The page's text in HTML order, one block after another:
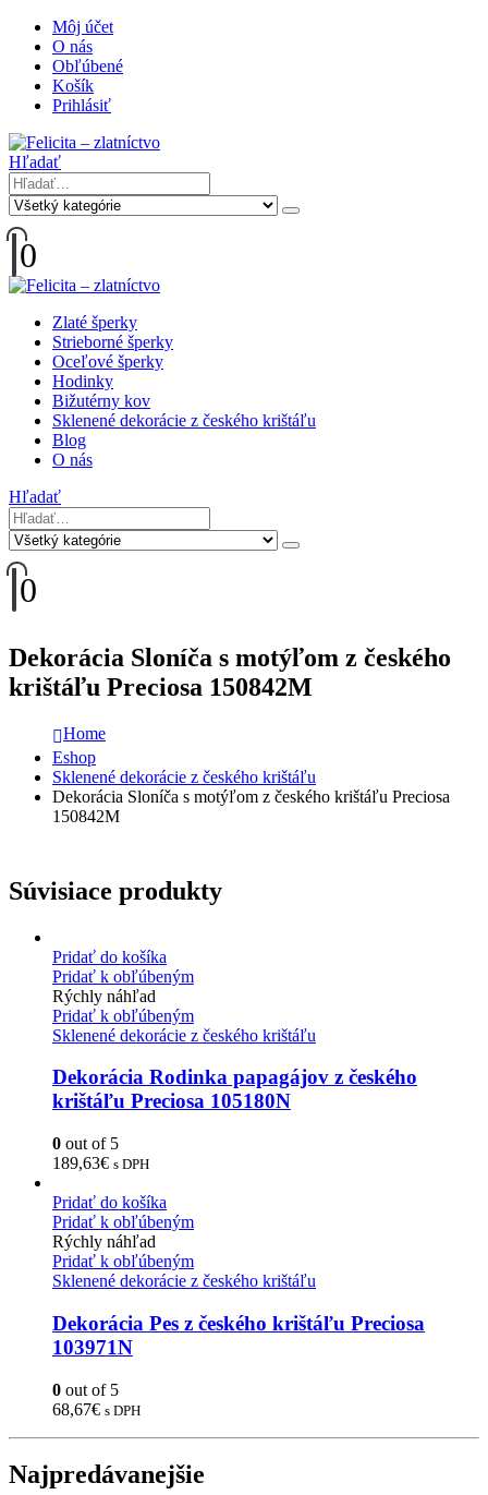
Môj účet
O nás
Obľúbené
Košík
Prihlásiť
Hľadať
0
Zlaté šperky
Strieborné šperky
Oceľové šperky
Hodinky
Bižutérny kov
Sklenené dekorácie z českého krištáľu
Blog
O nás
Hľadať
0
Dekorácia Sloníča s motýľom z českého
krištáľu Preciosa 150842M
Home
Eshop
Sklenené dekorácie z českého krištáľu
Dekorácia Sloníča s motýľom z českého krištáľu Preciosa
150842M
Súvisiace produkty
Pridať do košíka
Pridať k obľúbeným
Rýchly náhľad
Pridať k obľúbeným
Sklenené dekorácie z českého krištáľu
Dekorácia Rodinka papagájov z českého
krištáľu Preciosa 105180N
0 out of 5
189,63€ s DPH
Pridať do košíka
Pridať k obľúbeným
Rýchly náhľad
Pridať k obľúbeným
Sklenené dekorácie z českého krištáľu
Dekorácia Pes z českého krištáľu Preciosa
103971N
0 out of 5
68,67€ s DPH
Najpredávanejšie